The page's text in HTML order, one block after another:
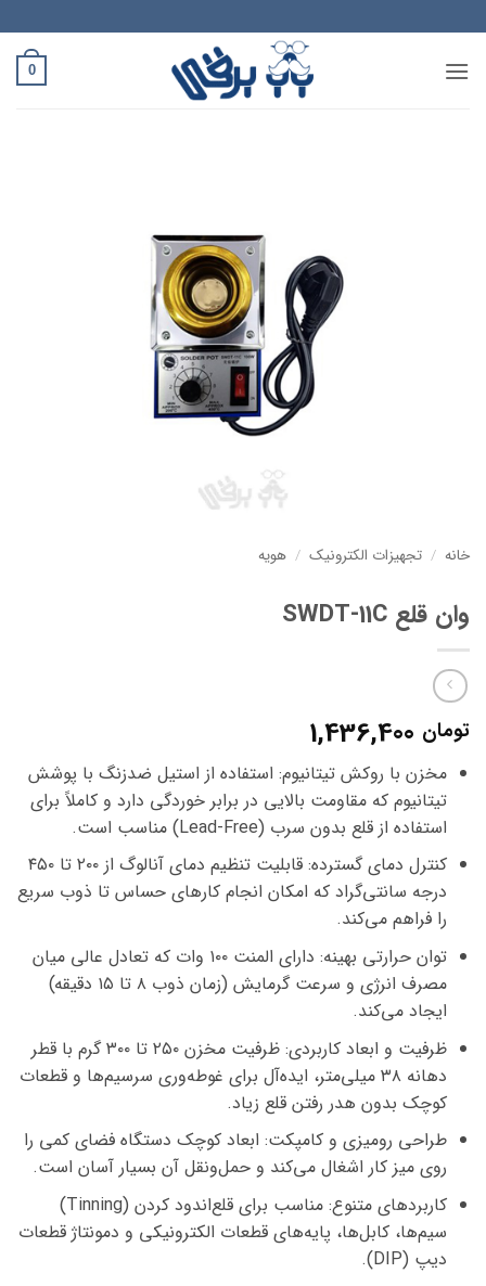
to
content
0
خانه / تجهیزات الکترونیک / هویه
وان قلع SWDT-11C
تومان
مخزن با روکش تیتانیوم: استفاده از استیل ضدزنگ با پوشش
تیتانیوم که مقاومت بالایی در برابر خوردگی دارد و کاملاً برای
استفاده از قلع بدون سرب (Lead-Free) مناسب است.
کنترل دمای گسترده: قابلیت تنظیم دمای آنالوگ از ۲۰۰ تا ۴۵۰
درجه سانتی‌گراد که امکان انجام کارهای حساس تا ذوب سریع
را فراهم می‌کند.
توان حرارتی بهینه: دارای المنت ۱۰۰ وات که تعادل عالی میان
مصرف انرژی و سرعت گرمایش (زمان ذوب ۸ تا ۱۵ دقیقه)
ایجاد می‌کند.
ظرفیت و ابعاد کاربردی: ظرفیت مخزن ۲۵۰ تا ۳۰۰ گرم با قطر
دهانه ۳۸ میلی‌متر، ایده‌آل برای غوطه‌وری سرسیم‌ها و قطعات
کوچک بدون هدر رفتن قلع زیاد.
طراحی رومیزی و کامپکت: ابعاد کوچک دستگاه فضای کمی را
روی میز کار اشغال می‌کند و حمل‌ونقل آن بسیار آسان است.
کاربردهای متنوع: مناسب برای قلع‌اندود کردن (Tinning)
سیم‌ها، کابل‌ها، پایه‌های قطعات الکترونیکی و دمونتاژ قطعات
دیپ (DIP).